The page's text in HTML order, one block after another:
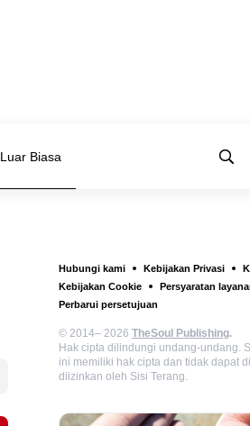
Luar Biasa
Hubungi kami Kebijakan Privasi
Kebijakan Cookie
Persyaratan
Perbarui persetujuan
© 2014– 2026 TheSoul Publishing.
Hak cipta dilindungi undang-undang.
ini memiliki hak cipta dan tidak dapat
diizinkan oleh Sisi Terang.